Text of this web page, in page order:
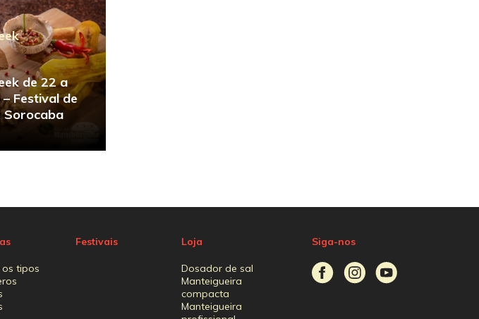
de 22 a
Festival de
Sorocaba
tipos
Festivais Loja
Dosador de sal
Manteigueira
compacta
Manteigueira
Siga-nos